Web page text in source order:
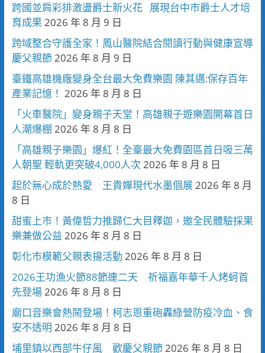
跨國並肩彩排激盪爵士新火花 展現台中市爵士人才培
育成果 2026 年 8 月 9 日
跨域整合守護全家！鳳山醫院結合閱讀行動與健康宣導
慶父親節2026 年 8 月 9 日
臺鐵高雄機廠變身全台最大免費樂園 陳其邁:保存百年
產業記憶！ 2026 年 8 月 8 日
「火車醫院」變身親子天堂！高雄親子遊樂園開幕首日
人潮爆棚 2026 年 8 月 8 日
「高雄親子樂園」爆紅！全臺最大免費園區首日吸三萬
人朝聖 輕軌更突破4,000人次 2026 年 8 月 8 日
起於無心成於熱愛 王貴嬋現代水墨個展2026 年 8 月
8 日
甜蜜上市！黃偉哲力推歸仁大目釋迦，邀全民體驗採果
樂兼做公益 2026 年 8 月 8 日
彰化市模範父親表揚活動 2026 年 8 月 8 日
2026王功漁火節88節連二天 祈福嘉年華千人烤蚵首
先登場2026 年 8 月 8 日
廟口音樂會熱鬧登場！柯志恩重砲轟綠營防疫冷血、食
安不透明 2026 年 8 月 8 日
埔里鎮以西部牛仔風 歡慶父親節2026 年 8 月 8 日